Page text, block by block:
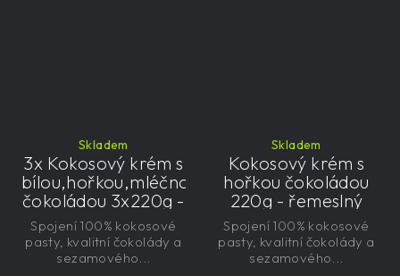
Skladem
3x Kokosový krém s
bílou,hořkou,mléčnou
čokoládou 3x220g -
řemeslný
Spojení 100% kokosové
pasty, kvalitní čokolády a
sezamového...
Skladem
Kokosový krém s
hořkou čokoládou
220g - řemeslný
Spojení 100% kokosové
pasty, kvalitní čokolády a
sezamového...